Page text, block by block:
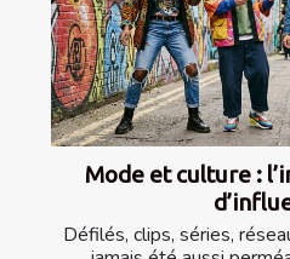
Mode et culture :
Défilés, clips, séries,